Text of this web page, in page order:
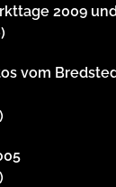
2009
vom